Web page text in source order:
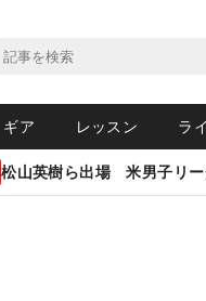
ギア レッスン ラ
松山英樹ら出場 米男子リー